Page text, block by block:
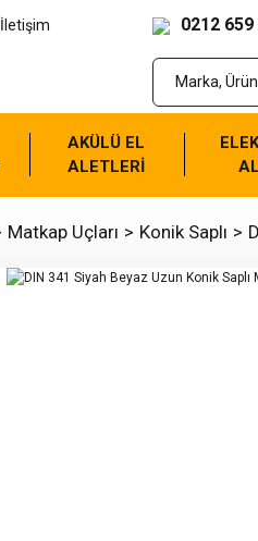
İletişim 0212 659
AKÜLÜ EL
ALETLERİ
Matkap Uçları Konik Saplı